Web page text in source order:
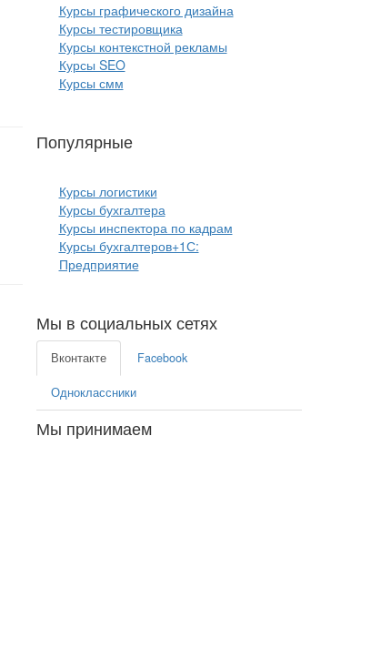
Курсы графического дизайна
Курсы тестировщика
Курсы контекстной рекламы
Курсы SEO
Курсы смм
Популярные
Курсы логистики
Курсы бухгалтера
Курсы инспектора по кадрам
Курсы бухгалтеров+1С:
Предприятие
Мы в социальных сетях
Вконтакте Facebook
Одноклассники
Мы принимаем